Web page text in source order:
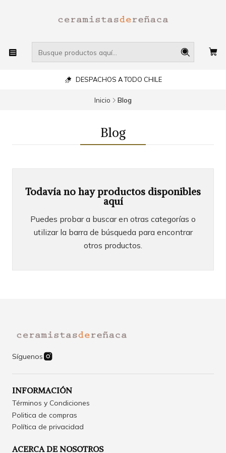
DESPACHOS A TODO CHILE
Inicio Blog
Blog
Todavía no hay productos disponibles
aquí
Puedes probar a buscar en otras categorías o
utilizar la barra de búsqueda para encontrar
otros productos.
Síguenos
INFORMACIÓN
Términos y Condiciones
Politica de compras
Política de privacidad
ACERCA DE NOSOTROS